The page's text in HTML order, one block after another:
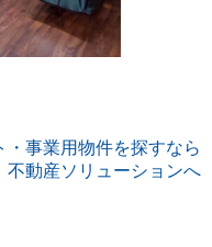
・事業用物件を探すなら
不動産ソリューションへ